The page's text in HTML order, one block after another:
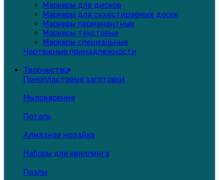
Маркеры для дисков
Маркеры для сухостираемых досок
Маркеры перманентные
Маркеры текстовые
Маркеры специальные
Чертежные принадлежности
Творчество
Пенопластовые заготовки
Мыловарение
Поталь
Алмазная мозайка
Наборы для квиллинга
Пазлы